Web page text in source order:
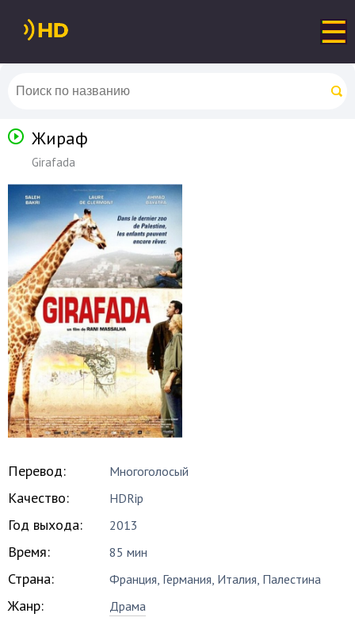
Жираф
Girafada
Перевод: Многоголосый
Качество: HDRip
Год выхода: 2013
Время: 85 мин
Страна: Франция, Германия, Италия, Палестина
Жанр: Драма